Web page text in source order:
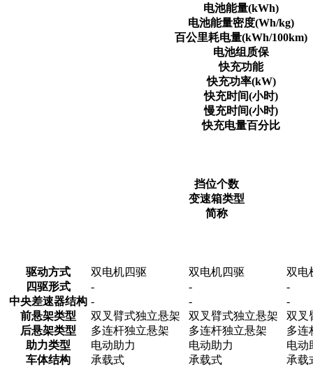
电池能量(kWh)
电池能量密度(Wh/kg)
百公里耗电量(kWh/100km)
电池组质保
快充功能
快充功率(kW)
快充时间(小时)
慢充时间(小时)
快充电量百分比
挡位个数
变速箱类型
简称
驱动方式 双电机四驱 双电机四驱
双电
四驱形式
- -
-
中央差速器结构 - -
-
前悬架类型
双叉臂式独立悬架 双叉臂式独立悬架
双叉
后悬架类型
多连杆独立悬架 多连杆独立悬架
多连
助力类型
电动助力 电动助力
电动
车体结构
承载式 承载式 承载